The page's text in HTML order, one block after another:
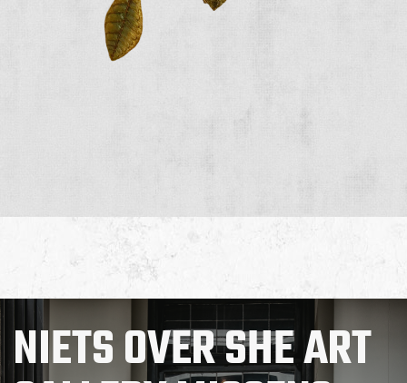
NIETS OVER SHE ART